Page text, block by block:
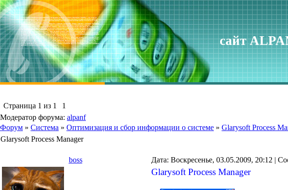
сайт
Страница 1 из 1
1
Модератор форума: alpanf
Форум » Система » Оптимизация и сбор информации о системе » Glarysoft Process
Glarysoft Process Manager
boss Дата: Воскресенье, 03.05.2009, 20:12 |
Glarysoft Process Manager